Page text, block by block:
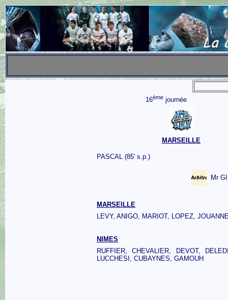
16èmejournée
MARSEILLE
PASCAL (85' s.p.)
Mr
MARSEILLE
LEVY, ANIGO, MARIOT, LOPEZ,
NIMES
RUFFIER, CHEVALIER, DEVOT,
LUCCHESI, CUBAYNES, GAMOUH